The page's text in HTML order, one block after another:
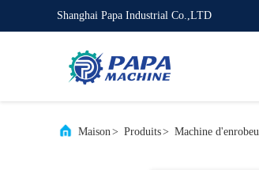
Shanghai Papa Industrial Co.,LTD
Maison> Produits> Machine